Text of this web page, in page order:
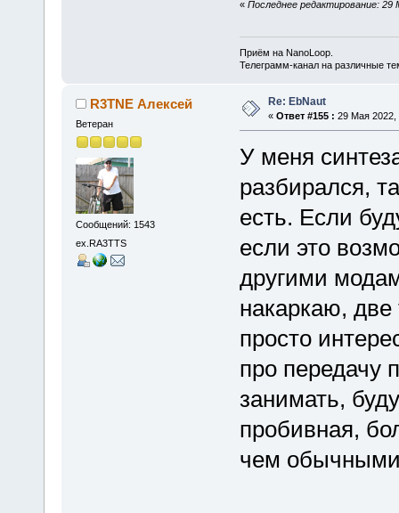
« Последнее редактирование: 29
Приём на NanoLoop.
Телеграмм-канал на различные
R3TNE Алексей
Ветеран
Сообщений: 1543
ex.RA3TTS
Re: EbNaut
« Ответ #155 : 29 Мая 2022,
У меня
разбирался,
есть. Если
если это
другими
накаркаю,
просто
про передачу
занимать,
пробивная,
чем обычными